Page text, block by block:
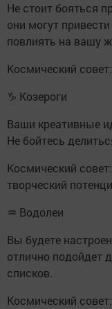
Не стоит бояться
они могут
повлиять на вашу
Космический
♑ Козероги
Ваши креативные
Не бойтесь
Космический
творческий
♒ Водолеи
Вы будете
отлично подойдет
списков.
Космический